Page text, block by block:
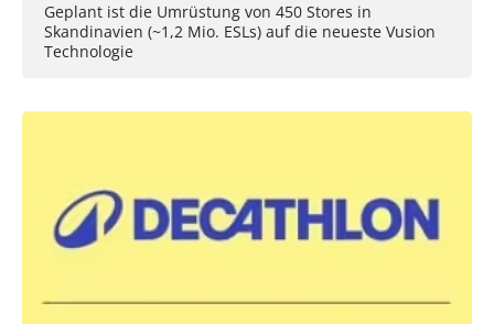
Geplant ist die Umrüstung von 450 Stores in
Skandinavien (~1,2 Mio. ESLs) auf die neueste Vusion
Technologie